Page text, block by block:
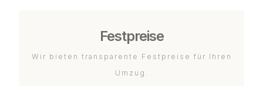
Festpreise
Wir bieten transparente Festpreise für Ihren
Umzug.